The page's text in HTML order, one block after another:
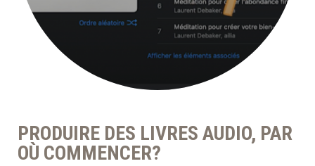
PRODUIRE DES LIVRES AUDIO, PAR
OÙ COMMENCER?